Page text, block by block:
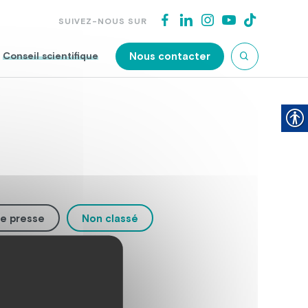
SUIVEZ-NOUS SUR
Conseil scientifique Nous contacter
presse Non classé